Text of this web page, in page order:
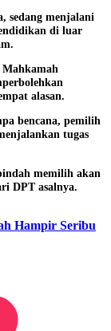
sedang menjalani
di luar
alasan.
bencana, pemilih
tugas
memilih akan
DPT asalnya.
Hampir Seribu